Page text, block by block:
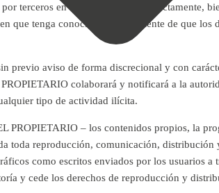
terceros en el sitio web, bien directamente,
que tenga conocimiento fehaciente de que
previo aviso de forma discrecional y con
colaborará y notificará a la
tipo de actividad ilícita.
PROPIETARIO – los contenidos propios, la
toda reproducción, comunicación,
como escritos enviados por los usuarios
y cede los derechos de reproducción y